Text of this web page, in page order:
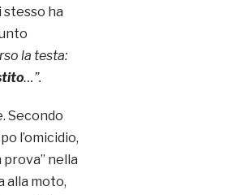
stesso ha
la testa:
…”.
Secondo
l’omicidio,
nella
alla moto,